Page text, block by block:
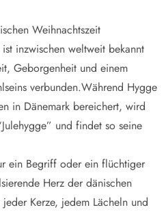
Weihnachtszeit
ist inzwischen weltweit bekannt
Geborgenheit und einem
verbunden.Während Hygge
in Dänemark bereichert, wird
und findet so seine
ein Begriff oder ein flüchtiger
Herz der dänischen
Kerze, jedem Lächeln und